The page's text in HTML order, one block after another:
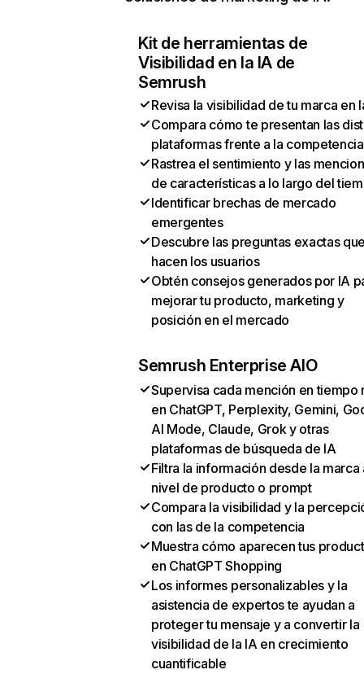
Kit de herramientas de
Visibilidad en la IA de
Semrush
Revisa la visibilidad de tu marca en
Compara cómo te presentan las
plataformas frente a la competencia
Rastrea el sentimiento y las
de características a lo largo del
Identificar brechas de mercado
emergentes
Descubre las preguntas exactas
hacen los usuarios
Obtén consejos generados por IA
mejorar tu producto, marketing y
posición en el mercado
Semrush Enterprise AIO
Supervisa cada mención en tiempo
en ChatGPT, Perplexity, Gemini,
AI Mode, Claude, Grok y otras
plataformas de búsqueda de IA
Filtra la información desde la marca
nivel de producto o prompt
Compara la visibilidad y la
con las de la competencia
Muestra cómo aparecen tus
en ChatGPT Shopping
Los informes personalizables y la
asistencia de expertos te ayudan a
proteger tu mensaje y a convertir la
visibilidad de la IA en crecimiento
cuantificable